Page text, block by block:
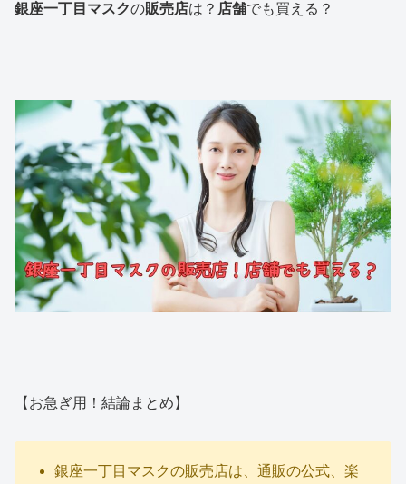
銀座一丁目マスクの販売店は？ 店舗でも買える？
【お急ぎ用！結論まとめ】
銀座一丁目マスクの販売店は、通販の公式、楽